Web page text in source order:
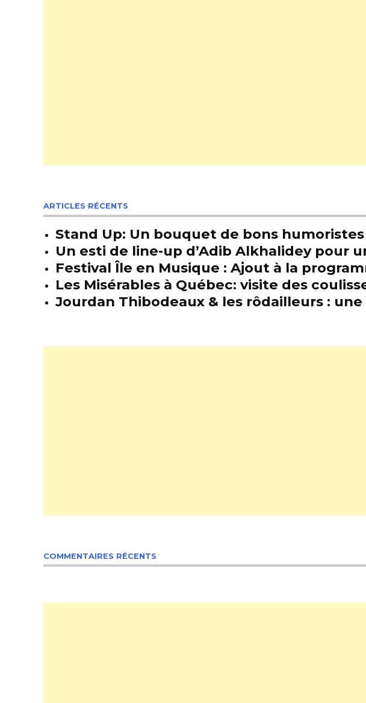
ARTICLES RÉCENTS
Stand Up: Un bouquet de bons humoristes
Un esti de line-up d’Adib Alkhalidey pour
Festival Île en Musique : Ajout à la
Les Misérables à Québec: visite des
Jourdan Thibodeaux & les rôdailleurs :
COMMENTAIRES RÉCENTS